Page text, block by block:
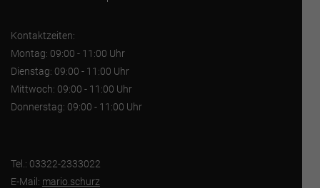
Kontaktzeiten:
Montag: 09:00 - 11:00 Uhr
Dienstag: 09:00 - 11:00 Uhr
Mittwoch: 09:00 - 11:00 Uhr
Donnerstag: 09:00 - 11:00 Uhr
Tel.: 03322-2333022
E-Mail: mario.schurz